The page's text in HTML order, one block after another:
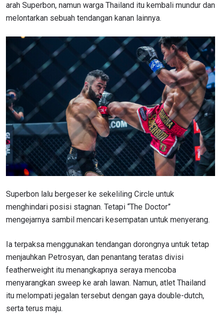
arah Superbon, namun warga Thailand itu kembali mundur dan
melontarkan sebuah tendangan kanan lainnya.
Superbon lalu bergeser ke sekeliling Circle untuk
menghindari posisi stagnan. Tetapi “The Doctor”
mengejarnya sambil mencari kesempatan untuk menyerang.
Ia terpaksa menggunakan tendangan dorongnya untuk tetap
menjauhkan Petrosyan, dan penantang teratas divisi
featherweight itu menangkapnya seraya mencoba
menyarangkan sweep ke arah lawan. Namun, atlet Thailand
itu melompati jegalan tersebut dengan gaya double-dutch,
serta terus maju.